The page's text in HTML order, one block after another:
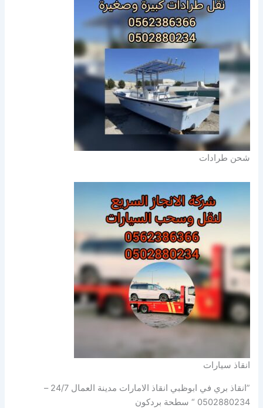
شحن طرادات
انقاذ سيارات
”انقاذ بري في ابوظبي انقاذ الامارات مدينة العمال 24/7 –
0502880234 “ سطحة بردكون